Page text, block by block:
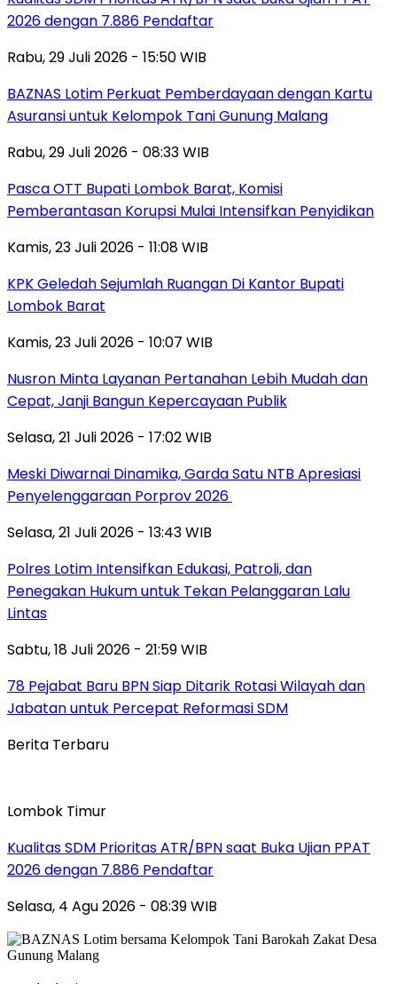
2026 dengan 7.886 Pendaftar
Rabu, 29 Juli 2026 - 15:50 WIB
BAZNAS Lotim Perkuat Pemberdayaan dengan Kartu
Asuransi untuk Kelompok Tani Gunung Malang
Rabu, 29 Juli 2026 - 08:33 WIB
Pasca OTT Bupati Lombok Barat, Komisi
Pemberantasan Korupsi Mulai Intensifkan Penyidikan
Kamis, 23 Juli 2026 - 11:08 WIB
KPK Geledah Sejumlah Ruangan Di Kantor Bupati
Lombok Barat
Kamis, 23 Juli 2026 - 10:07 WIB
Nusron Minta Layanan Pertanahan Lebih Mudah dan
Cepat, Janji Bangun Kepercayaan Publik
Selasa, 21 Juli 2026 - 17:02 WIB
Meski Diwarnai Dinamika, Garda Satu NTB Apresiasi
Penyelenggaraan Porprov 2026 ‎
Selasa, 21 Juli 2026 - 13:43 WIB
Polres Lotim Intensifkan Edukasi, Patroli, dan
Penegakan Hukum untuk Tekan Pelanggaran Lalu
Lintas
Sabtu, 18 Juli 2026 - 21:59 WIB
78 Pejabat Baru BPN Siap Ditarik Rotasi Wilayah dan
Jabatan untuk Percepat Reformasi SDM
Berita Terbaru
Lombok Timur
Kualitas SDM Prioritas ATR/BPN saat Buka Ujian PPAT
2026 dengan 7.886 Pendaftar
Selasa, 4 Agu 2026 - 08:39 WIB